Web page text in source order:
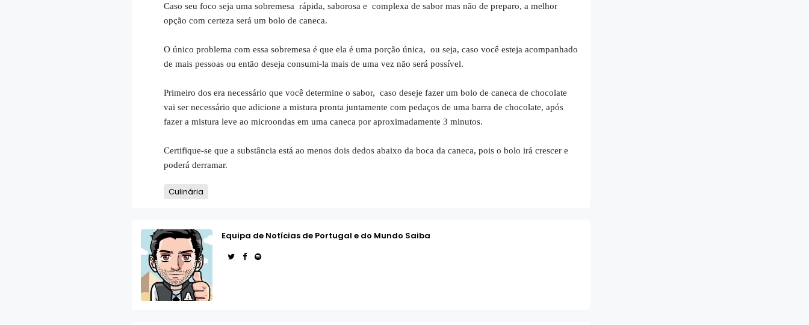
Caso seu foco seja uma sobremesa rápida, saborosa e complexa de sabor mas não de preparo, a melhor
opção com certeza será um bolo de caneca.
O único problema com essa sobremesa é que ela é uma porção única, ou seja, caso você esteja acompanhado
de mais pessoas ou então deseja consumi-la mais de uma vez não será possível.
Primeiro dos era necessário que você determine o sabor, caso deseje fazer um bolo de caneca de chocolate
vai ser necessário que adicione a mistura pronta juntamente com pedaços de uma barra de chocolate, após
fazer a mistura leve ao microondas em uma caneca por aproximadamente 3 minutos.
Certifique-se que a substância está ao menos dois dedos abaixo da boca da caneca, pois o bolo irá crescer e
poderá derramar.
Culinária
Equipa de Notícias de Portugal e do Mundo Saiba